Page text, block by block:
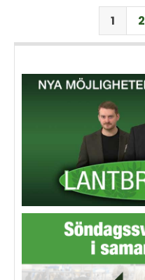
Per Larsson som idag har
rollen som senior advisor på
1 2